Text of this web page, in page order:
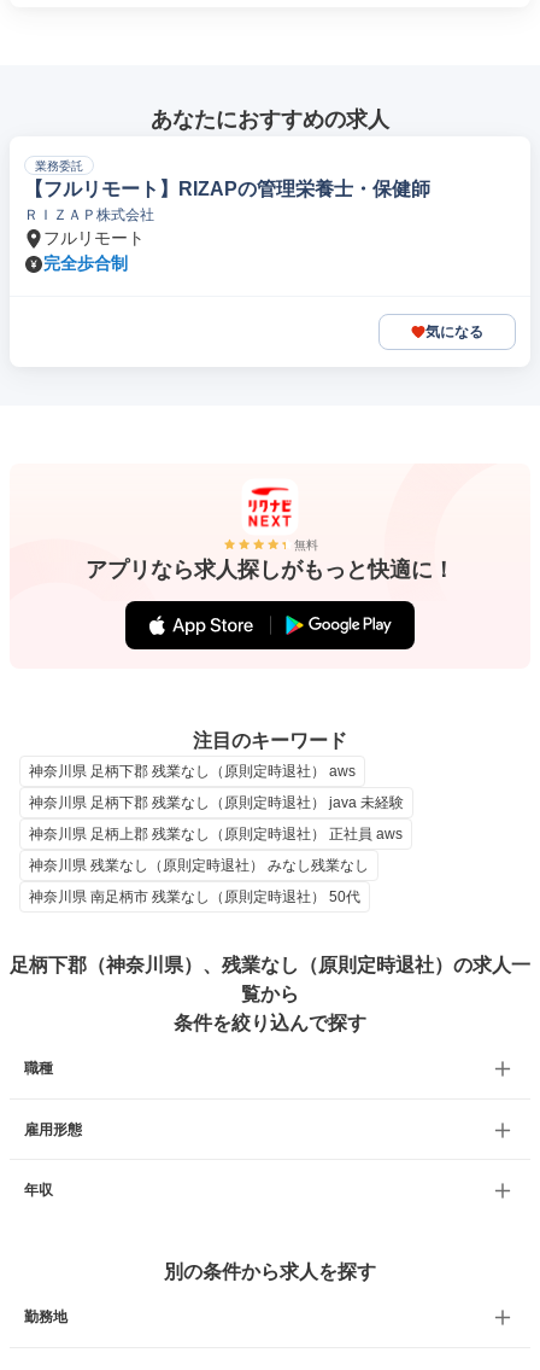
あなたにおすすめの求人
業務委託
【フルリモート】RIZAPの管理栄養士・保健師
ＲＩＺＡＰ株式会社
フルリモート
完全歩合制
気になる
無料
アプリなら求人探しがもっと快適に！
注目のキーワード
神奈川県 足柄下郡 残業なし（原則定時退社） aws
神奈川県 足柄下郡 残業なし（原則定時退社） java 未経験
神奈川県 足柄上郡 残業なし（原則定時退社） 正社員 aws
神奈川県 残業なし（原則定時退社） みなし残業なし
神奈川県 南足柄市 残業なし（原則定時退社） 50代
足柄下郡（神奈川県）、残業なし（原則定時退社）の求人一
覧から
条件を絞り込んで探す
職種
雇用形態
年収
別の条件から求人を探す
勤務地